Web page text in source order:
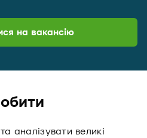
на вакансію
аналізувати великі